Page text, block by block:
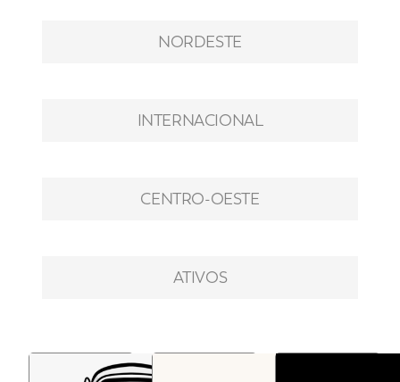
NORDESTE
INTERNACIONAL
CENTRO-OESTE
ATIVOS